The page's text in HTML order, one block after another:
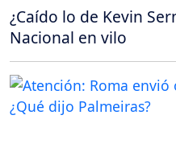
¿Caído lo de Kevin
Nacional en vilo